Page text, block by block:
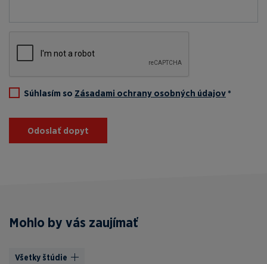
Súhlasím so Zásadami ochrany osobných údajov *
Odoslať dopyt
Mohlo by vás zaujímať
Všetky štúdie